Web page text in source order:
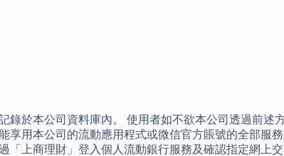
錄於本公司資料庫內。 使用者如不欲本公司透過前
享用本公司的流動應用程式或微信官方賬號的全部服
「上商理財」登入個人流動銀行服務及確認指定網上